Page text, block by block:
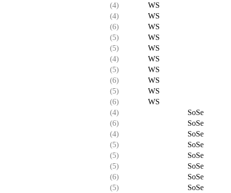
(4) WS
(4) WS
(6) WS
(5) WS
(5) WS
(4) WS
(5) WS
(6) WS
(5) WS
(6) WS
(4) SoSe
(6) SoSe
(4) SoSe
(5) SoSe
(5) SoSe
(5) SoSe
(6) SoSe
(5) SoSe